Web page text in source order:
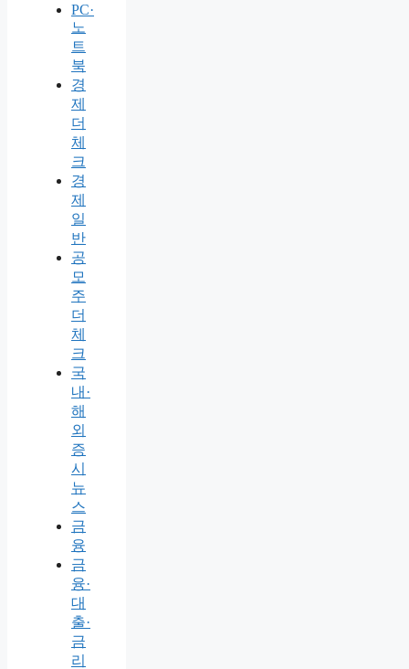
PC·
노
트
북
경
제
더
체
크
경
제
일
반
공
모
주
더
체
크
국
내·
해
외
증
시
뉴
스
금
융
금
융·
대
출·
금
리